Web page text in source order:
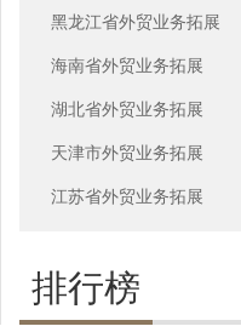
黑龙江省外贸业务拓展
海南省外贸业务拓展
湖北省外贸业务拓展
天津市外贸业务拓展
江苏省外贸业务拓展
排行榜